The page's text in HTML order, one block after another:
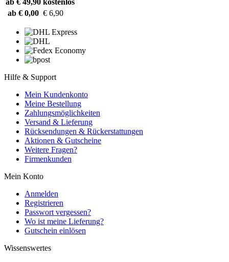
ab € 49,90 kostenlos
ab € 0,00 € 6,90
Hilfe & Support
Mein Kundenkonto
Meine Bestellung
Zahlungsmöglichkeiten
Versand & Lieferung
Rücksendungen & Rückerstattungen
Aktionen & Gutscheine
Weitere Fragen?
Firmenkunden
Mein Konto
Anmelden
Registrieren
Passwort vergessen?
Wo ist meine Lieferung?
Gutschein einlösen
Wissenswertes